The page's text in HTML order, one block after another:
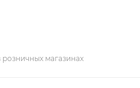
магазинах